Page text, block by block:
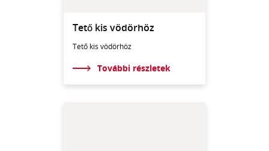
Tető kis vödörhöz
Tető kis vödörhöz
További részletek